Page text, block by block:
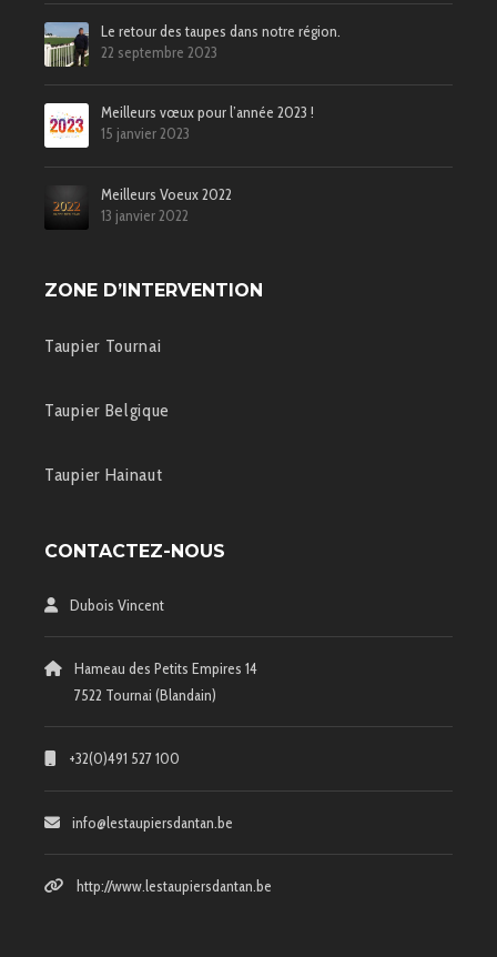
Le retour des taupes dans notre région.
22 septembre 2023
Meilleurs vœux pour l’année 2023 !
15 janvier 2023
Meilleurs Voeux 2022
13 janvier 2022
ZONE D’INTERVENTION
Taupier Tournai
Taupier Belgique
Taupier Hainaut
CONTACTEZ-NOUS
Dubois Vincent
Hameau des Petits Empires 14
7522 Tournai (Blandain)
+32(0)491 527 100
info@lestaupiersdantan.be
http://www.lestaupiersdantan.be